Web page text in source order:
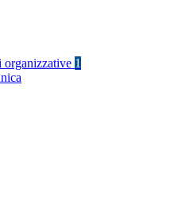
organizzative 1